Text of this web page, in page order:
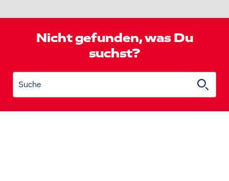
Nicht gefunden, was Du
suchst?
Suche